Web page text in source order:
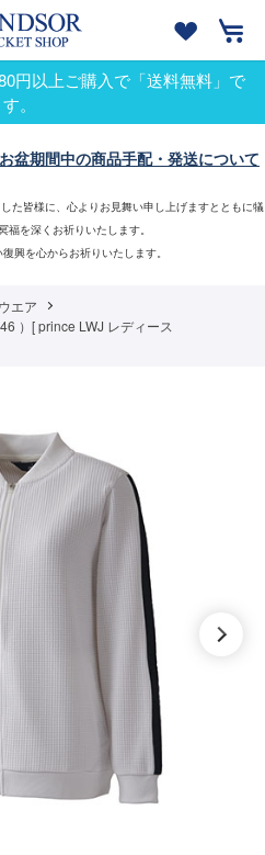
円以上ご購入で「送料無料」で
す。
盆期間中の商品手配・発送について
た皆様に、心よりお見舞い申し上げますとともに犠
福を深くお祈りいたします。
興を心からお祈りいたします。
ウエア
）[ prince LWJ レディース